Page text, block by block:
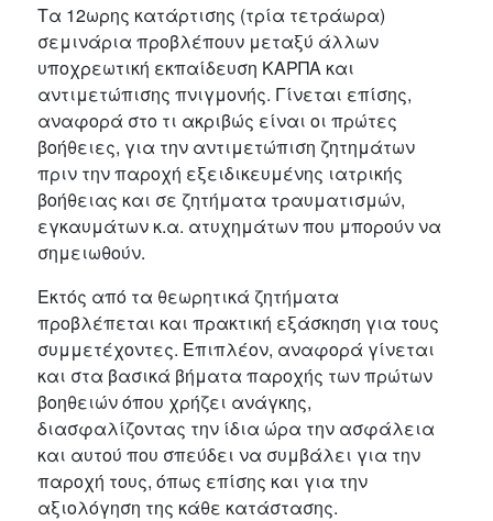
Τα 12ωρης κατάρτισης (τρία τετράωρα)
σεμινάρια προβλέπουν μεταξύ άλλων
υποχρεωτική εκπαίδευση ΚΑΡΠΑ και
αντιμετώπισης πνιγμονής. Γίνεται επίσης,
αναφορά στο τι ακριβώς είναι οι πρώτες
βοήθειες, για την αντιμετώπιση ζητημάτων
πριν την παροχή εξειδικευμένης ιατρικής
βοήθειας και σε ζητήματα τραυματισμών,
εγκαυμάτων κ.α. ατυχημάτων που μπορούν να
σημειωθούν.
Εκτός από τα θεωρητικά ζητήματα
προβλέπεται και πρακτική εξάσκηση για τους
συμμετέχοντες. Επιπλέον, αναφορά γίνεται
και στα βασικά βήματα παροχής των πρώτων
βοηθειών όπου χρήζει ανάγκης,
διασφαλίζοντας την ίδια ώρα την ασφάλεια
και αυτού που σπεύδει να συμβάλει για την
παροχή τους, όπως επίσης και για την
αξιολόγηση της κάθε κατάστασης.